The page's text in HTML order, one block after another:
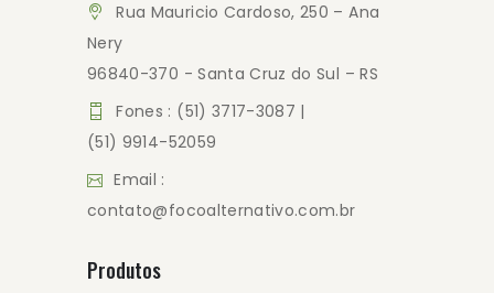
Rua Mauricio Cardoso, 250 – Ana
Nery
96840-370 - Santa Cruz do Sul – RS
Fones : (51) 3717-3087 |
(51) 9914-52059
Email :
contato@focoalternativo.com.br
Produtos